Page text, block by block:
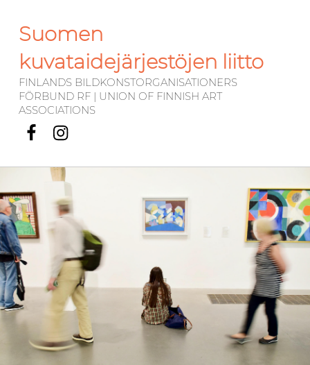
Suomen
kuvataidejärjestöjen liitto
FINLANDS BILDKONSTORGANISATIONERS
FÖRBUND RF | UNION OF FINNISH ART
ASSOCIATIONS
Facebook
Instagram